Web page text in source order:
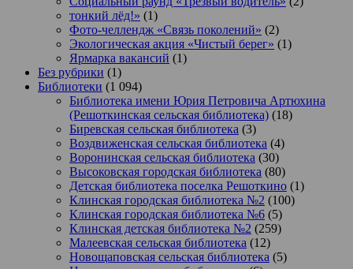
тонкий лёд!» (1)
Фото-челлендж «Связь поколений» (2)
Экологическая акция «Чистый берег» (1)
Ярмарка вакансий (1)
Без рубрики (1)
Библиотеки (1 094)
Библиотека имени Юрия Петровича Артюхина
(Решоткинская сельская библиотека) (18)
Биревская сельская библиотека (3)
Воздвиженская сельская библиотека (4)
Воронинская сельская библиотека (30)
Высоковская городская библиотека (80)
Детская библиотека поселка Решоткино (1)
Клинская городская библиотека №2 (100)
Клинская городская библиотека №6 (5)
Клинская детская библиотека №2 (259)
Малеевская сельская библиотека (12)
Новощаповская сельская библиотека (5)